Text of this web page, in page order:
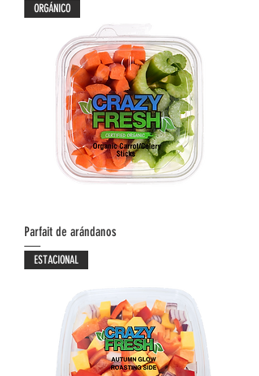
ORGÁNICO
Parfait de arándanos
ESTACIONAL